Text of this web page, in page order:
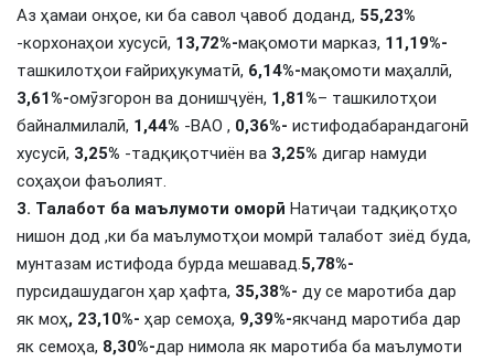
Аз ҳамаи онҳое, ки ба савол ҷавоб доданд, 55,23%
-корхонаҳои хусусӣ, 13,72%-мақомоти марказ, 11,19%-
ташкилотҳои ғайриҳукуматӣ, 6,14%-мақомоти маҳаллӣ,
3,61%-омӯзгорон ва донишҷуён, 1,81%– ташкилотҳои
байналмилалӣ, 1,44% -ВАО , 0,36%- истифодабарандагонӣ
хусусӣ, 3,25% -тадқиқотчиён ва 3,25% дигар намуди
соҳаҳои фаъолият.
3. Талабот ба маълумоти оморӣ Натиҷаи тадқиқотҳо
нишон дод ,ки ба маълумотҳои момрӣ талабот зиёд буда,
мунтазам истифода бурда мешавад.5,78%-
пурсидашудагон ҳар ҳафта, 35,38%- ду се маротиба дар
як моҳ, 23,10%- ҳар семоҳа, 9,39%-якчанд маротиба дар
як семоҳа, 8,30%-дар нимола як маротиба ба маълумоти